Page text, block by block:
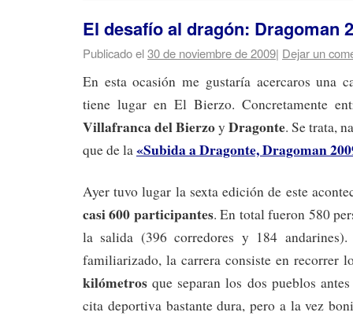
El desafío al dragón: Dragoman
Publicado el30 de noviembre de 2009| Dejar un
En esta ocasión me gustaría acercaros una
tiene lugar en El Bierzo. Concretamente
Villafranca del Bierzoy Dragonte. Se trata,
que de la«Subida a Dragonte, Dragoman
Ayer tuvo lugar la sexta edición de este
casi 600 participantes. En total fueron 580
la salida (396 corredores y 184
familiarizado, la carrera consiste en recorrer
kilómetros que separan los dos pueblos
cita deportiva bastante dura, pero a la vez